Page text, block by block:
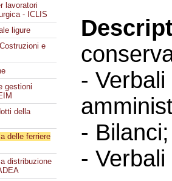
lavoratori
- ICLIS
ligure
e
gestioni
della
delle ferriere
distribuzione
-
- Bilanci;
-